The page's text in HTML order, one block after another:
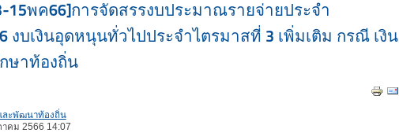
15พค66]การจัดสรรงบประมาณรายจ่ายประจำ
งบเงินอุดหนุนทั่วไปประจำไตรมาสที่ 3 เพิ่มเติม กรณี เงิน
ษาท้องถิ่น
ละพัฒนาท้องถิ่น
คม 2566 14:07